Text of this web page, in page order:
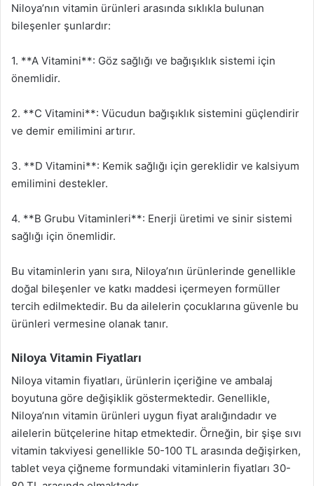
Niloya’nın vitamin ürünleri arasında sıklıkla bulunan
bileşenler şunlardır:
1. **A Vitamini**: Göz sağlığı ve bağışıklık sistemi için
önemlidir.
2. **C Vitamini**: Vücudun bağışıklık sistemini güçlendirir
ve demir emilimini artırır.
3. **D Vitamini**: Kemik sağlığı için gereklidir ve kalsiyum
emilimini destekler.
4. **B Grubu Vitaminleri**: Enerji üretimi ve sinir sistemi
sağlığı için önemlidir.
Bu vitaminlerin yanı sıra, Niloya’nın ürünlerinde genellikle
doğal bileşenler ve katkı maddesi içermeyen formüller
tercih edilmektedir. Bu da ailelerin çocuklarına güvenle bu
ürünleri vermesine olanak tanır.
Niloya Vitamin Fiyatları
Niloya vitamin fiyatları, ürünlerin içeriğine ve ambalaj
boyutuna göre değişiklik göstermektedir. Genellikle,
Niloya’nın vitamin ürünleri uygun fiyat aralığındadır ve
ailelerin bütçelerine hitap etmektedir. Örneğin, bir şişe sıvı
vitamin takviyesi genellikle 50-100 TL arasında değişirken,
tablet veya çiğneme formundaki vitaminlerin fiyatları 30-